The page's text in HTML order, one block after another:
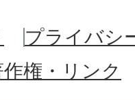
プライバシ
権・リンク